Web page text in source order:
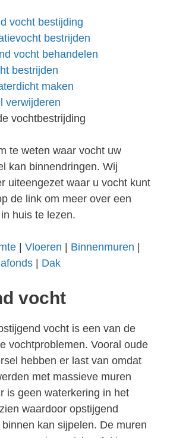
vocht bestijding
bestrijden
vocht behandelen
bestrijden
maken
verwijderen
vochtbestrijding
te weten waar vocht uw
kan binnendringen. Wij
uiteengezet waar u vocht kunt
de link om meer over een
huis te lezen.
Vloeren Binnenmuren
Dak
vocht
vocht is een van de
vochtproblemen. Vooral oude
hebben er last van omdat
met massieve muren
is geen waterkering in het
waardoor opstijgend
kan sijpelen. De muren